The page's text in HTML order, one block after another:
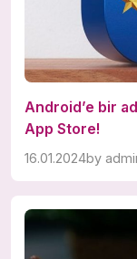
Android’e bir
App Store!
16.01.2024by